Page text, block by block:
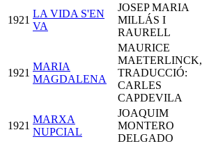
1921
LA VIDA S'EN
VA
JOSEP MARIA
MILLÁS I
RAURELL
1921
MARIA
MAGDALENA
MAURICE
MAETERLINCK,
TRADUCCIÓ:
CARLES
CAPDEVILA
1921
MARXA
NUPCIAL
JOAQUIM
MONTERO
DELGADO